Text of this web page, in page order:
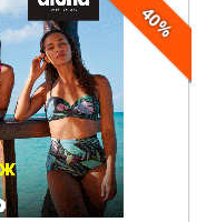
40%